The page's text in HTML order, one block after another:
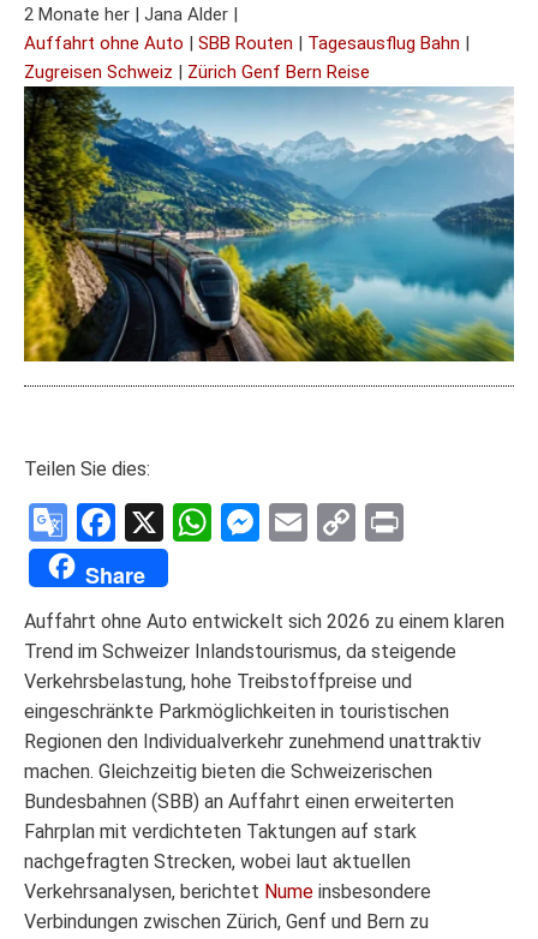
2 Monate her | Jana Alder |
Auffahrt ohne Auto | SBB Routen | Tagesausflug Bahn |
Zugreisen Schweiz | Zürich Genf Bern Reise
Teilen Sie dies:
Google
Translate
Facebook
X WhatsApp
Messenger
Email
Copy
Share
Auffahrt ohne Auto entwickelt sich 2026 zu einem klaren
Trend im Schweizer Inlandstourismus, da steigende
Verkehrsbelastung, hohe Treibstoffpreise und
eingeschränkte Parkmöglichkeiten in touristischen
Regionen den Individualverkehr zunehmend unattraktiv
machen. Gleichzeitig bieten die Schweizerischen
Bundesbahnen (SBB) an Auffahrt einen erweiterten
Fahrplan mit verdichteten Taktungen auf stark
nachgefragten Strecken, wobei laut aktuellen
Verkehrsanalysen, berichtet Nume insbesondere
Verbindungen zwischen Zürich, Genf und Bern zu